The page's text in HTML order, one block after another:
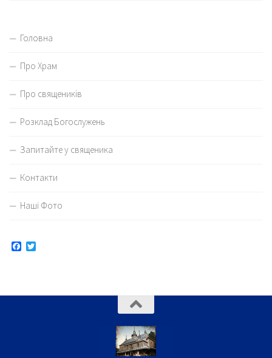
Головна
Про Храм
Про священиків
Розклад Богослужень
Запитайте у священика
Контакти
Наші Фото
Facebook